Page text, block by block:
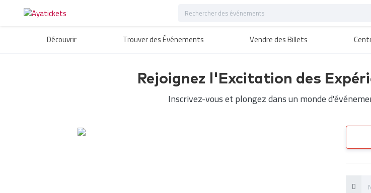
Découvrir Trouver des Événements Vendre des Billets
Rejoignez l'Excitation des
Inscrivez-vous et plongez dans un monde